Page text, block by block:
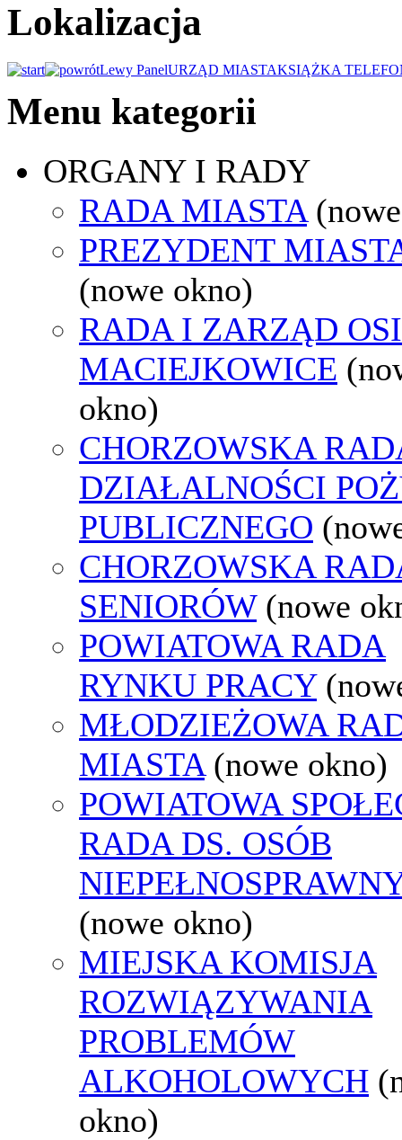
Lokalizacja
Lewy PanelURZĄD MIASTAKSIĄŻKA
Menu kategorii
ORGANY I RADY
RADA MIASTA
PREZYDENT
(nowe okno)
RADA I ZARZĄD
MACIEJKOWICE
okno)
CHORZOWSKA
DZIAŁALNOŚCI
PUBLICZNEGO
CHORZOWSKA
SENIORÓW (nowe
POWIATOWA RADA
RYNKU PRACY
MŁODZIEŻOWA
MIASTA (nowe okno)
POWIATOWA
RADA DS. OSÓB
(nowe okno)
MIEJSKA KOMISJA
ROZWIĄZYWANIA
PROBLEMÓW
ALKOHOLOWYCH
okno)